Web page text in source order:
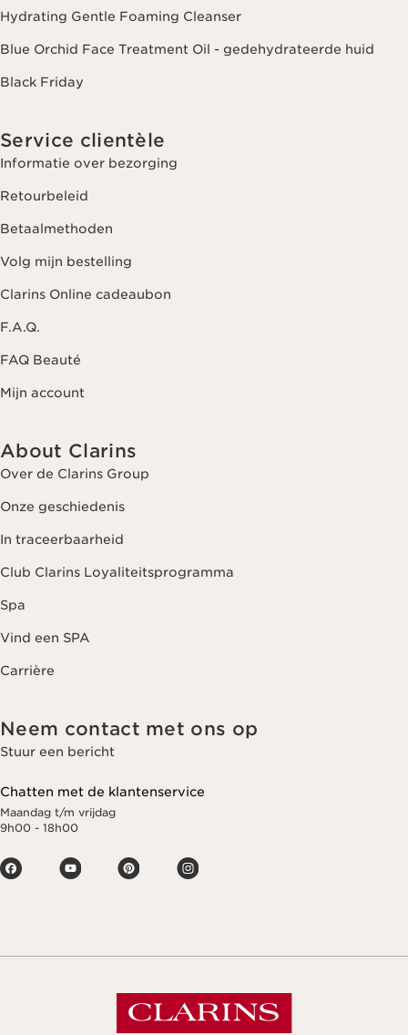
Hydrating Gentle Foaming Cleanser
Blue Orchid Face Treatment Oil - gedehydrateerde huid
Black Friday
Service clientèle
Informatie over bezorging
Retourbeleid
Betaalmethoden
Volg mijn bestelling
Clarins Online cadeaubon
F.A.Q.
FAQ Beauté
Mijn account
About Clarins
Over de Clarins Group
Onze geschiedenis
In traceerbaarheid
Club Clarins Loyaliteitsprogramma
Spa
Vind een SPA
Carrière
Neem contact met ons op
Stuur een bericht
Chatten met de klantenservice
Maandag t/m vrijdag
9h00 - 18h00